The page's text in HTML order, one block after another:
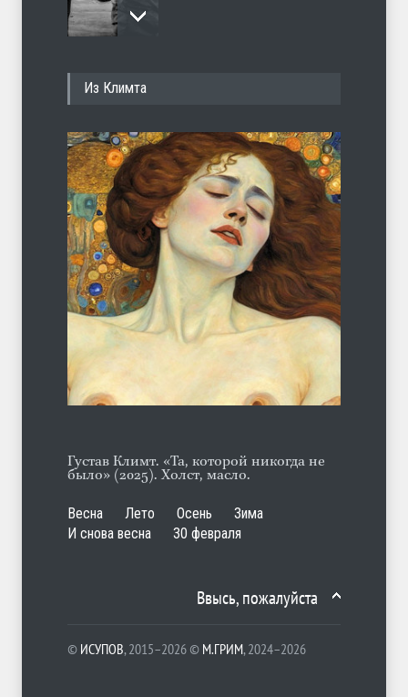
А ещё борода
ЛЕТО 07.08.2026
Отсюда
ЛЕТО 06.08.2026
Из Климта
Густав Климт. «Та, которой никогда не
было» (2025). Холст, масло.
Весна Лето Осень
Зима
И снова весна
30 февраля
Ввысь, пожалуйста
© ИСУПОВ, 2015–2026 © М.ГРИМ, 2024–2026